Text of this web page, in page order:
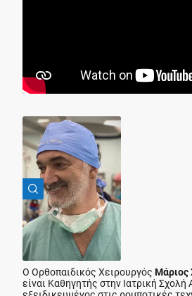
Ο Ορθοπαιδικός Χειρουργός Μάριος
είναι Καθηγητής στην Ιατρική Σχολή